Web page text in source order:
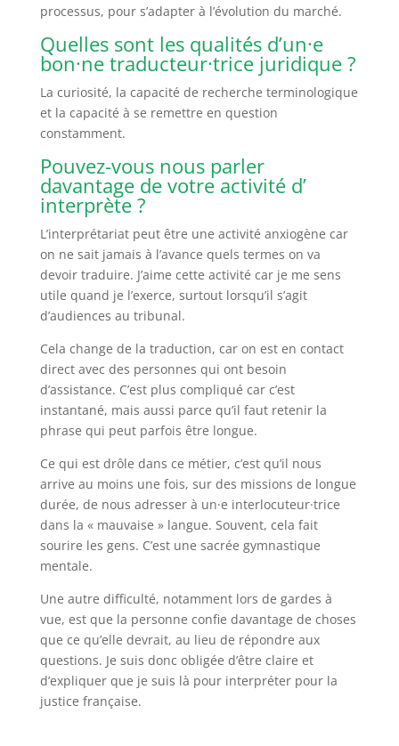
processus, pour s’adapter à l’évolution du marché.
Quelles sont les qualités d’un·e
bon·ne traducteur·trice juridique?
La curiosité, la capacité de recherche terminologique
et la capacité à se remettre en question
constamment.
Pouvez-vous nous parler
davantage de votre activité d’
interprète?
L’interprétariat peut être une activité anxiogène car
on ne sait jamais à l’avance quels termes on va
devoir traduire. J’aime cette activité car je me sens
utile quand je l’exerce, surtout lorsqu’il s’agit
d’audiences au tribunal.
Cela change de la traduction, car on est en contact
direct avec des personnes qui ont besoin
d’assistance. C’est plus compliqué car c’est
instantané, mais aussi parce qu’il faut retenir la
phrase qui peut parfois être longue.
Ce qui est drôle dans ce métier, c’est qu’il nous
arrive au moins une fois, sur des missions de longue
durée, de nous adresser à un·e interlocuteur·trice
dans la « mauvaise » langue. Souvent, cela fait
sourire les gens. C’est une sacrée gymnastique
mentale.
Une autre difficulté, notamment lors de gardes à
vue, est que la personne confie davantage de choses
que ce qu’elle devrait, au lieu de répondre aux
questions. Je suis donc obligée d’être claire et
d’expliquer que je suis là pour interpréter pour la
justice française.